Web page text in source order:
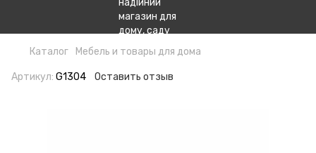
Каталог Мебель и товары для дома
Артикул: G1304 Оставить отзыв